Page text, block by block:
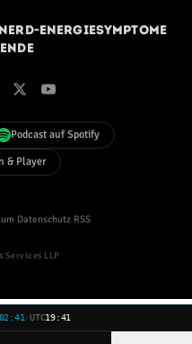
Erd-EnergieSymptome
Podcast auf Spotify
& Player
·Datenschutz·RSS
Services LLP
02:41 ·UTC19:41